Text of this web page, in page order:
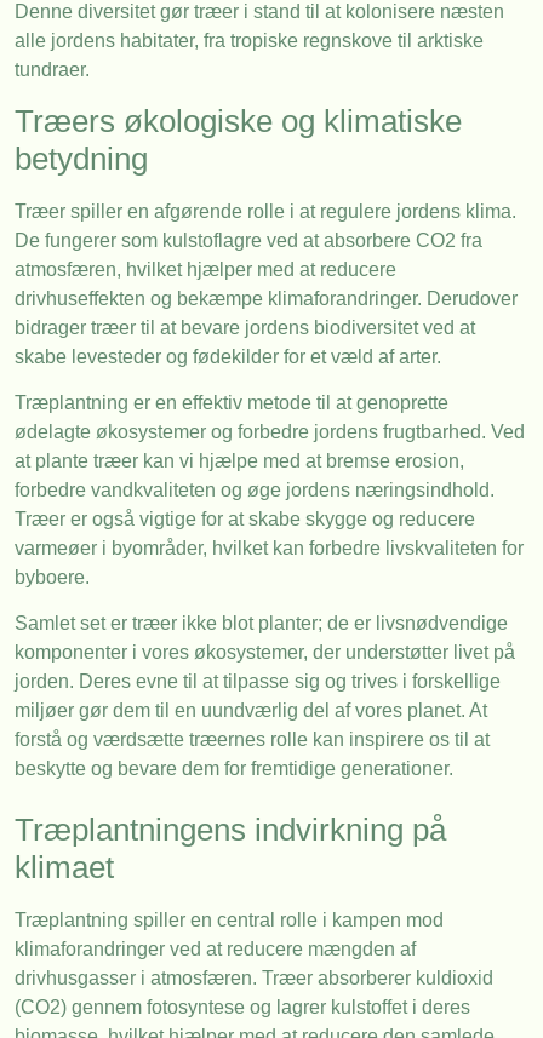
Denne diversitet gør træer i stand til at kolonisere næsten
alle jordens habitater, fra tropiske regnskove til arktiske
tundraer.
Træers økologiske og klimatiske
betydning
Træer spiller en afgørende rolle i at regulere jordens klima.
De fungerer som kulstoflagre ved at absorbere CO2 fra
atmosfæren, hvilket hjælper med at reducere
drivhuseffekten og bekæmpe klimaforandringer. Derudover
bidrager træer til at bevare jordens biodiversitet ved at
skabe levesteder og fødekilder for et væld af arter.
Træplantning er en effektiv metode til at genoprette
ødelagte økosystemer og forbedre jordens frugtbarhed. Ved
at plante træer kan vi hjælpe med at bremse erosion,
forbedre vandkvaliteten og øge jordens næringsindhold.
Træer er også vigtige for at skabe skygge og reducere
varmeøer i byområder, hvilket kan forbedre livskvaliteten for
byboere.
Samlet set er træer ikke blot planter; de er livsnødvendige
komponenter i vores økosystemer, der understøtter livet på
jorden. Deres evne til at tilpasse sig og trives i forskellige
miljøer gør dem til en uundværlig del af vores planet. At
forstå og værdsætte træernes rolle kan inspirere os til at
beskytte og bevare dem for fremtidige generationer.
Træplantningens indvirkning på
klimaet
Træplantning spiller en central rolle i kampen mod
klimaforandringer ved at reducere mængden af
drivhusgasser i atmosfæren. Træer absorberer kuldioxid
(CO2) gennem fotosyntese og lagrer kulstoffet i deres